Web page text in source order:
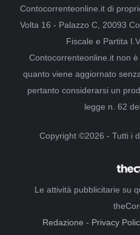
Contocorrenteonline.it di
Volta 16 - Palazzo C, 20093
Fiscale e Partita
Contocorrenteonline.it non
quanto viene aggiornato
pertanto considerarsi un
legge n. 62
Copyright ©2026 - Tutti i
Le attività pubblicitarie su
Redazione - Privacy